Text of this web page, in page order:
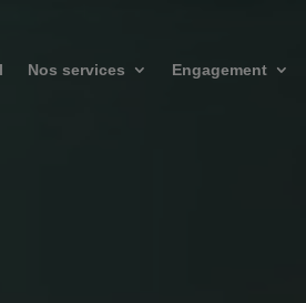
Nos services Engagement